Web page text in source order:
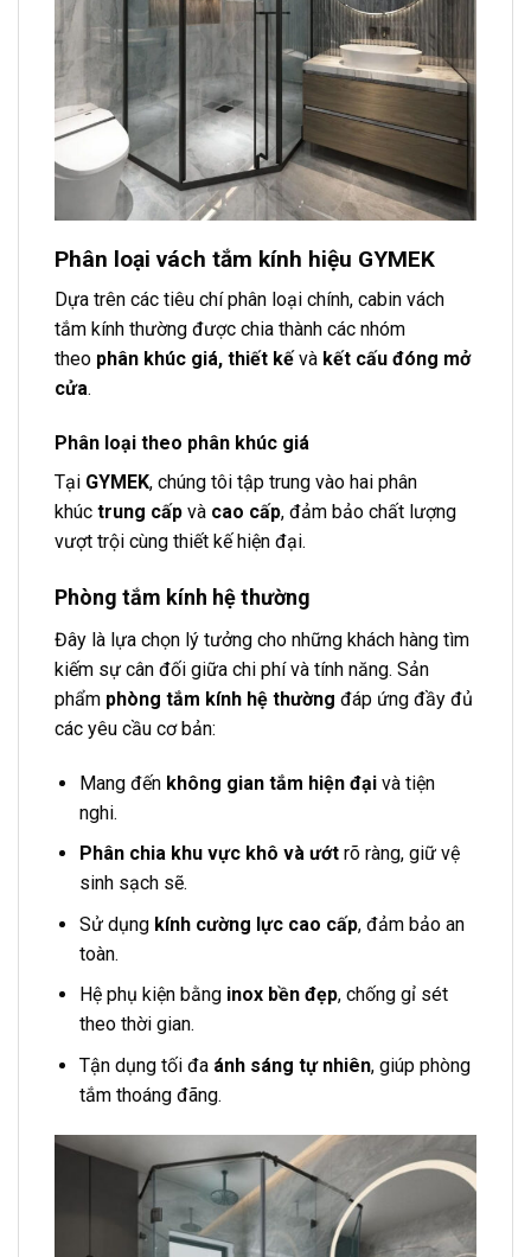
Phân loại vách tắm kính hiệu GYMEK
Dựa trên các tiêu chí phân loại chính, cabin vách
tắm kính thường được chia thành các nhóm
theo phân khúc giá, thiết kế và kết cấu đóng mở
cửa.
Phân loại theo phân khúc giá
Tại GYMEK, chúng tôi tập trung vào hai phân
khúc trung cấp và cao cấp, đảm bảo chất lượng
vượt trội cùng thiết kế hiện đại.
Phòng tắm kính hệ thường
Đây là lựa chọn lý tưởng cho những khách hàng tìm
kiếm sự cân đối giữa chi phí và tính năng. Sản
phẩm phòng tắm kính hệ thường đáp ứng đầy đủ
các yêu cầu cơ bản:
Mang đến không gian tắm hiện đạivà tiện
nghi.
Phân chia khu vực khô và ướtrõ ràng, giữ vệ
sinh sạch sẽ.
Sử dụng kính cường lực cao cấp, đảm bảo an
toàn.
Hệ phụ kiện bằng inox bền đẹp, chống gỉ sét
theo thời gian.
Tận dụng tối đa ánh sáng tự nhiên, giúp phòng
tắm thoáng đãng.